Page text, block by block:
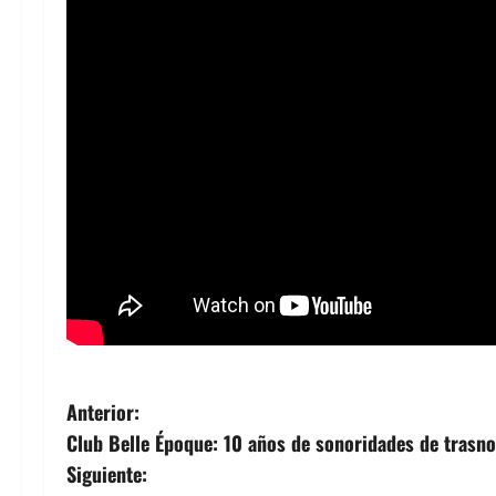
N
a
Anterior:
Club Belle Époque: 10 años de sonoridades de
Siguiente: